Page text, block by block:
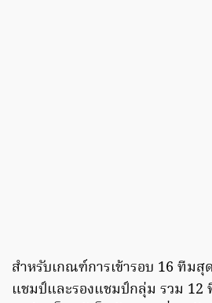
สำหรับเกณฑ์การเข้ารอบ 16 ทีม
แชมป์และรองแชมป์กลุ่ม รวม 12